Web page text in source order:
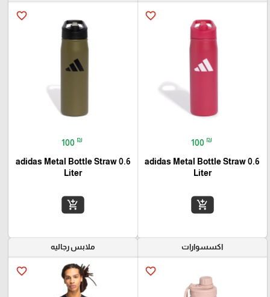
favorite_border
100 ₪
adidas Metal Bottle Straw 0.6
Liter
add_shopping_cart
favorite_border
100 ₪
adidas Metal Bottle Straw 0.6
Liter
add_shopping_cart
اكسسوارات
favorite_border
ملابس رجاليه
favorite_border